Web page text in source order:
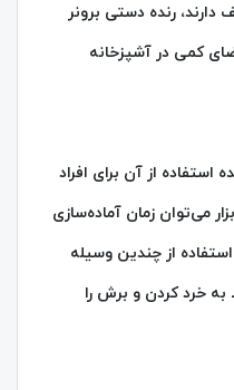
رنده دستی برونر
کمی در آشپزخانه
استفاده از آن برای افراد
می‌توان زمان آماده‌سازی
از چندین وسیله
به خرد کردن و برش را